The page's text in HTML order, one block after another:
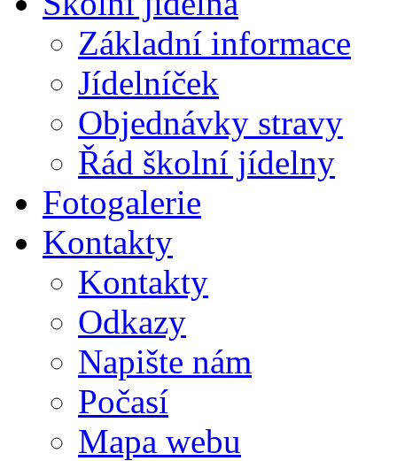
Základní informace
Jídelníček
Objednávky stravy
Řád školní jídelny
Fotogalerie
Kontakty
Kontakty
Odkazy
Napište nám
Počasí
Mapa webu